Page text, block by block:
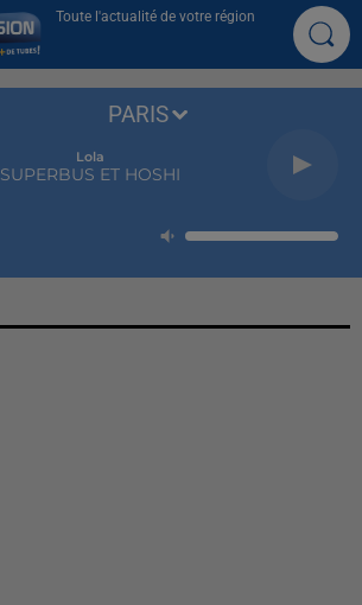
Toute l'actualité de votre région
Lola
SUPERBUS ET HOSHI
PARIS